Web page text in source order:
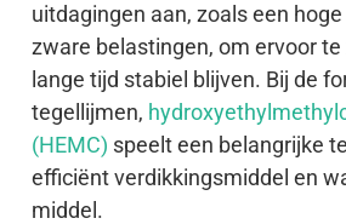
uitdagingen aan, zoals een
zware belastingen, om ervoor
lange tijd stabiel blijven. Bij de
tegellijmen,
(HEMC) speelt een belangrijke
efficiënt verdikkingsmiddel en
middel.